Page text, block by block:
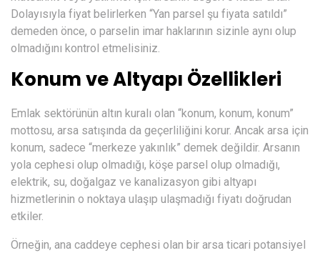
Dolayısıyla fiyat belirlerken “Yan parsel şu fiyata satıldı”
demeden önce, o parselin imar haklarının sizinle aynı olup
olmadığını kontrol etmelisiniz.
Konum ve Altyapı Özellikleri
Emlak sektörünün altın kuralı olan “konum, konum, konum”
mottosu, arsa satışında da geçerliliğini korur. Ancak arsa için
konum, sadece “merkeze yakınlık” demek değildir. Arsanın
yola cephesi olup olmadığı, köşe parsel olup olmadığı,
elektrik, su, doğalgaz ve kanalizasyon gibi altyapı
hizmetlerinin o noktaya ulaşıp ulaşmadığı fiyatı doğrudan
etkiler.
Örneğin, ana caddeye cephesi olan bir arsa ticari potansiyel